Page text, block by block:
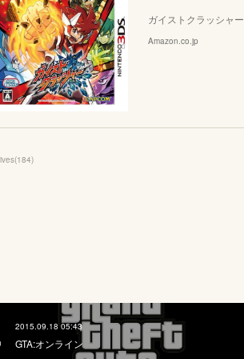
ガイストクラッシャー
Amazon.co.jp
(184)
2015.09.18 05:43
GTA:オンライン